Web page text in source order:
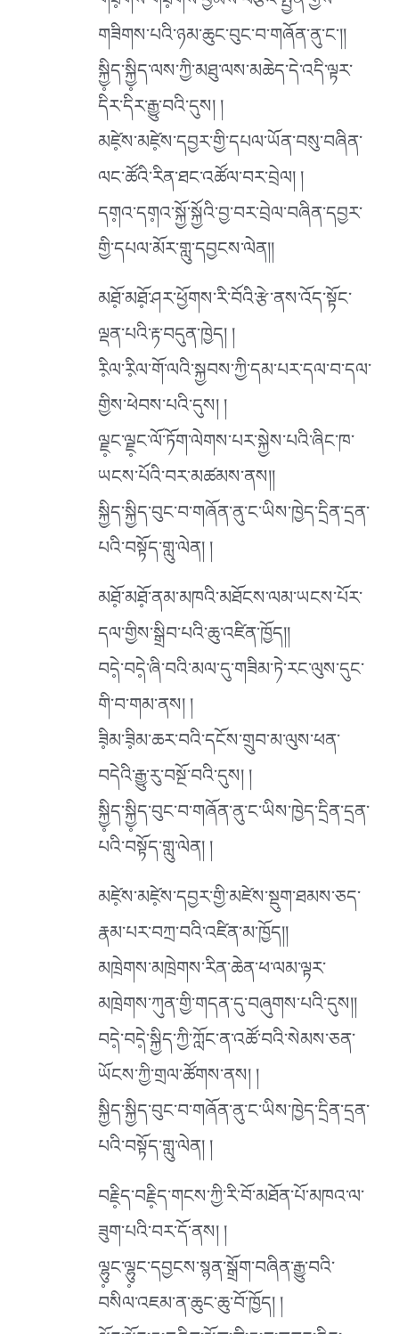
གཟིགས་པའི་ཉམ་ཆུང་བུང་བ་གཞོན་ནུ་ང༌།།
སྐྱི༷ད་སྐྱི༷ད་ལས་ཀྱི་མཐུ་ལས་མཆེད་དེ་འདི་ལྟར་
དིར་དིར་རྒྱུ་བའི་དུས། །
མཛེ༷ས་མཛེ༷ས་དབྱར་གྱི་དཔལ་ཡོན་བསུ་བཞིན་
ལང་ཚོའི་རིན་ཐང་འཚོལ་བར་བྲེལ། །
དག༷འ་དག༷འ་སྐྱོ་སྐྱོའི་བྱ་བར་བྲེལ་བཞིན་དབྱར་
གྱི་དཔལ་མོར་གླུ་དབྱངས་ལེན།།
མཐོ༷་མཐོ༷་ཤར་ཕྱོགས་རི་བོའི་རྩེ་ནས་འོད་སྟོང་
ལྡན་པའི་རྟ་བདུན་ཁྱེད། །
རི༷ལ་རི༷ལ་གོ་ལའི་སྐྱབས་ཀྱི་དམ་པར་དལ་བ་དལ་
གྱིས་ཕེབས་པའི་དུས། །
ལྗ༷ང་ལྗ༷ང་ལོ་ཏོག་ལེགས་པར་སྐྱེས་པའི་ཞིང་ཁ་
ཡངས་པོའི་བར་མཚམས་ནས།།
སྐྱིད་སྐྱིད་བུང་བ་གཞོན་ནུ་ང་ཡིས་ཁྱེད་དྲིན་དྲན་
པའི་བསྟོད་གླུ་ལེན། །
མཐོ༷་མཐོ༷་ནམ་མཁའི་མཐོངས་ལམ་ཡངས་པོར་
དལ་གྱིས་སྒྲིབ་པའི་ཆུ་འཛིན་ཁྱོད།།
བདེ༷་བདེ༷་ཞི་བའི་མལ་དུ་གཟིམ་ཏེ་རང་ལུས་དུང་
གི་བ་གམ་ནས། །
ཟི༷མ་ཟི༷མ་ཆར་བའི་དངོས་གྲུབ་མ་ལུས་ཕན་
བདེའི་རྒྱུ་རུ་བསྔོ་བའི་དུས། །
སྐྱི༷ད་སྐྱི༷ད་བུང་བ་གཞོན་ནུ་ང་ཡིས་ཁྱེད་དྲིན་དྲན་
པའི་བསྟོད་གླུ་ལེན། །
མཛེ༷ས་མཛེ༷ས་དབྱར་གྱི་མཛེས་སྡུག་ཐམས་ཅད་
རྣམ་པར་བཀྲ་བའི་འཛིན་མ་ཁྱོད།།
མཁྲེགས་མཁྲེགས་རིན་ཆེན་ཕ་ལམ་ལྟར་
མཁྲེགས་ཀུན་གྱི་གདན་དུ་བཞུགས་པའི་དུས།།
བདེ༷་བདེ༷་སྐྱིད་ཀྱི་ཀློང་ན་འཚོ་བའི་སེམས་ཅན་
ཡོངས་ཀྱི་གྲལ་ཚོགས་ནས། །
སྐྱིད་སྐྱིད་བུང་བ་གཞོན་ནུ་ང་ཡིས་ཁྱེད་དྲིན་དྲན་
པའི་བསྟོད་གླུ་ལེན། །
བརྗི༷ད་བརྗི༷ད་གངས་ཀྱི་རི་བོ་མཐོན་པོ་མཁའ་ལ་
ཟུག་པའི་བར་དོ་ནས། །
ལྷུ༷ང་ལྷུ༷ང་དབྱངས་སྙན་སྒྲོག་བཞིན་རྒྱུ་བའི་
བསིལ་འཇམ་ན་ཆུང་ཆུ་བོ་ཁྱོད། །